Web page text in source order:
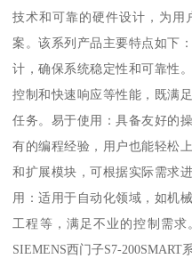
技术和可靠的硬件设计，为
案。该系列产品主要特点如下
计，确保系统稳定性和可靠性
控制和快速响应等性能，既满
任务。易于使用：具备友好的
有的编程经验，用户也能轻松
和扩展模块，可根据实际需求
用：适用于自动化领域，如机
工程等，满足不业的控制需求
SIEMENS西门子S7-200SMART